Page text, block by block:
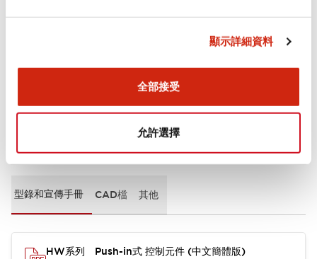
顯示詳細資料
全部接受
允許選擇
型錄和宣傳手冊 CAD檔 其他
HW系列 Push-in式 控制元件 (中文簡體版)